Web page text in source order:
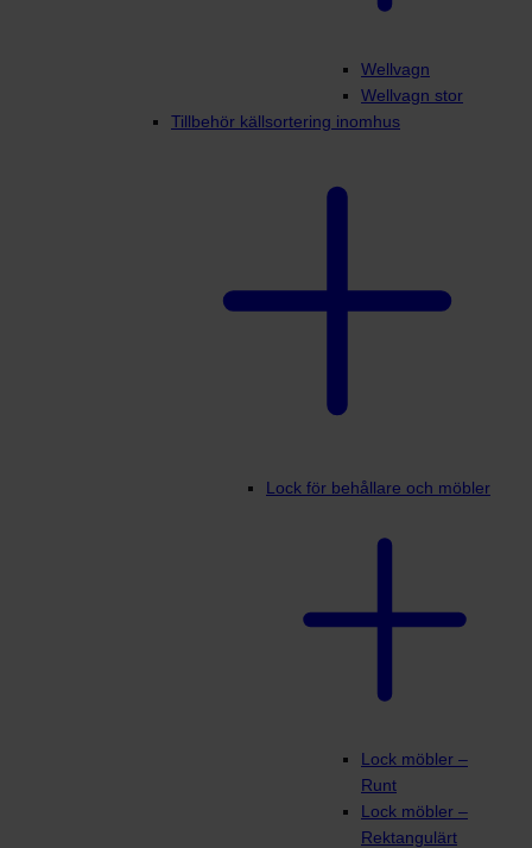
Wellvagn
Wellvagn stor
Tillbehör källsortering inomhus
Lock för behållare och möbler
Lock möbler –
Runt
Lock möbler –
Rektangulärt